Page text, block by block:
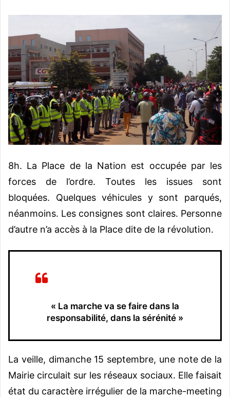
8h. La Place de la Nation est occupée par les
forces de l’ordre. Toutes les issues sont
bloquées. Quelques véhicules y sont parqués,
néanmoins. Les consignes sont claires. Personne
d’autre n’a accès à la Place dite de la révolution.
« La marche va se faire dans la
responsabilité, dans la sérénité »
La veille, dimanche 15 septembre, une note de la
Mairie circulait sur les réseaux sociaux. Elle faisait
état du caractère irrégulier de la marche-meeting